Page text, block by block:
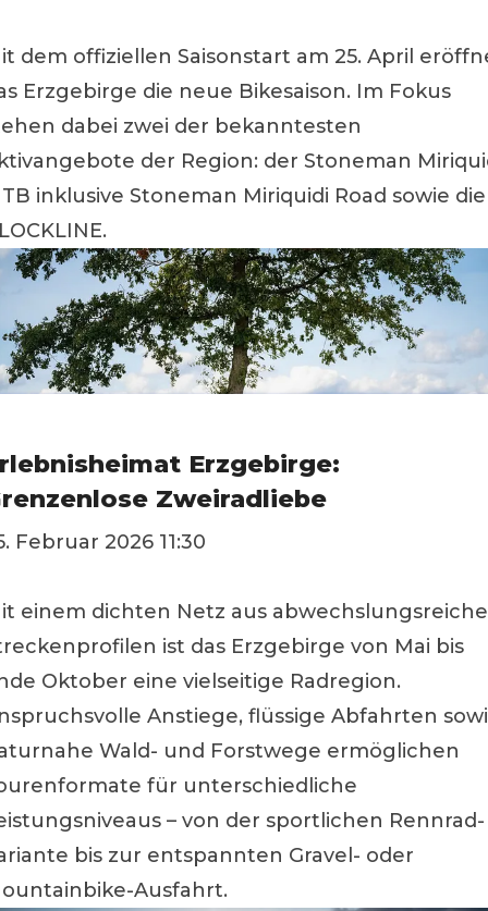
dem offiziellen Saisonstart am 25. April
Erzgebirge die neue Bikesaison. Im Fokus
dabei zwei der bekanntesten
der Region: der Stoneman
inklusive Stoneman Miriquidi Road sowie die
Erzgebirge:
Zweiradliebe
Februar 2026 11:30
einem dichten Netz aus
ist das Erzgebirge von Mai bis
Oktober eine vielseitige Radregion.
Anstiege, flüssige Abfahrten
Wald- und Forstwege ermöglichen
für unterschiedliche
– von der sportlichen Rennrad-
bis zur entspannten Gravel- oder
Ausfahrt.